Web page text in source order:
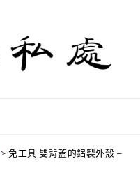
>免工具 雙背蓋的鋁製外殼 –